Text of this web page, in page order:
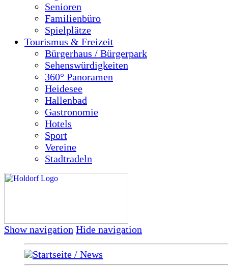
Senioren
Familienbüro
Spielplätze
Tourismus & Freizeit
Bürgerhaus / Bürgerpark
Sehenswürdigkeiten
360° Panoramen
Heidesee
Hallenbad
Gastronomie
Hotels
Sport
Vereine
Stadtradeln
Show navigation Hide navigation
Startseite / News